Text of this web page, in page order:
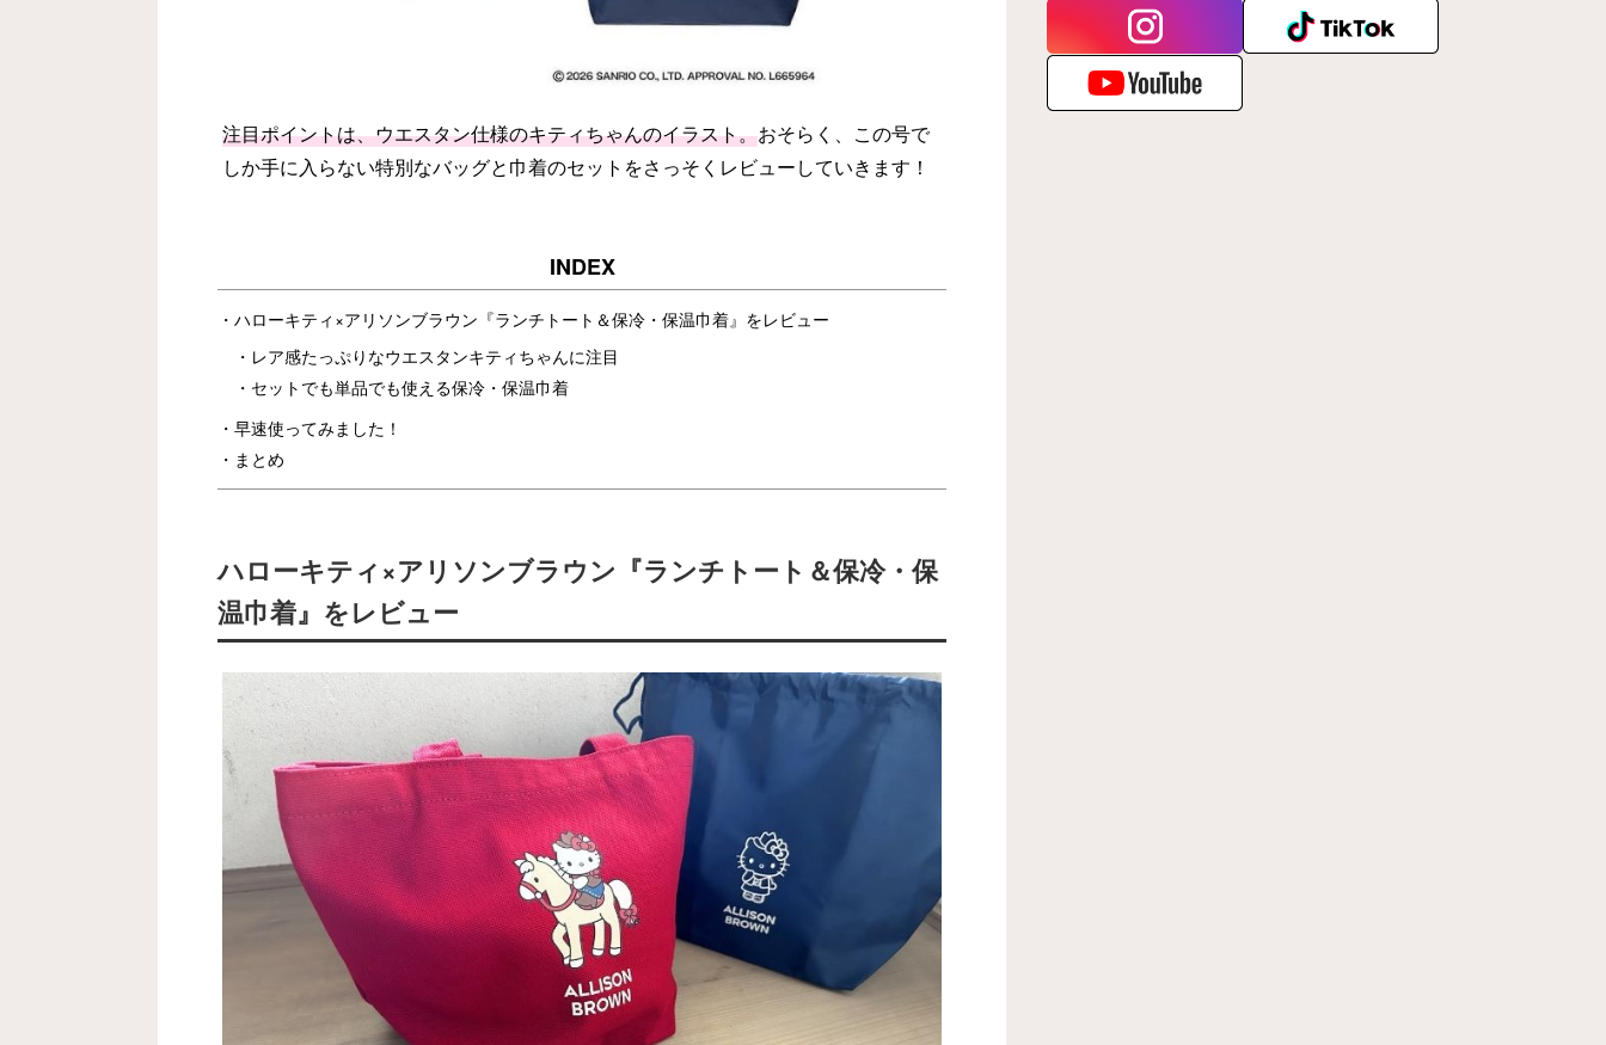
注目ポイントは、ウエスタン仕様のキティちゃんのイラスト。おそらく、この号で
しか手に入らない特別なバッグと巾着のセットをさっそくレビューしていきます！
ハローキティ×アリソンブラウン『ランチトート＆保冷・保温巾着』をレビュー
レア感たっぷりなウエスタンキティちゃんに注目
セットでも単品でも使える保冷・保温巾着
早速使ってみました！
まとめ
ハローキティ×アリソンブラウン『ランチトート＆保冷・保
温巾着』をレビュー